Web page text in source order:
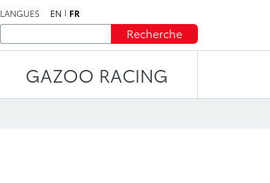
LANGUES EN FR
Recherche
GAZOO RACING